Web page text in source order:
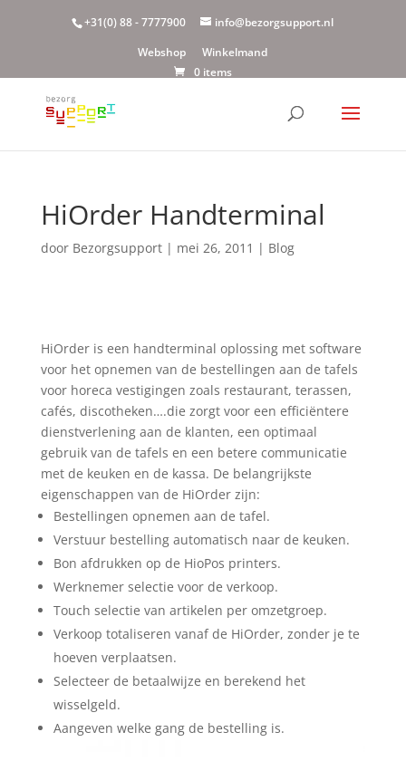
+31(0) 88 - 7777900
info@bezorgsupport.nl
Webshop
Winkelmand
0 items
HiOrder Handterminal
door Bezorgsupport| mei 26, 2011 | Blog
HiOrder is een handterminal oplossing met software
voor het opnemen van de bestellingen aan de tafels
voor horeca vestigingen zoals restaurant, terassen,
cafés, discotheken….die zorgt voor een efficiëntere
dienstverlening aan de klanten, een optimaal
gebruik van de tafels en een betere communicatie
met de keuken en de kassa. De belangrijkste
eigenschappen van de HiOrder zijn:
Bestellingen opnemen aan de tafel.
Verstuur bestelling automatisch naar de keuken.
Bon afdrukken op de HioPos printers.
Werknemer selectie voor de verkoop.
Touch selectie van artikelen per omzetgroep.
Verkoop totaliseren vanaf de HiOrder, zonder je te
hoeven verplaatsen.
Selecteer de betaalwijze en berekend het
wisselgeld.
Aangeven welke gang de bestelling is.